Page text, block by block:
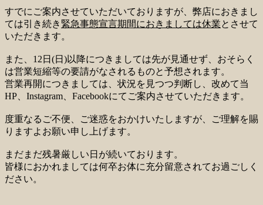
すでにご案内させていただいておりますが、弊店におきまし
ては引き続き 緊急事態宣言期間におきましては休業とさせて
いただきます。
また、12日(日)以降につきましては先が見通せず、おそらく
は営業短縮等の要請がなされるものと予想されます。
営業再開につきましては、状況を見つつ判断し、改めて当
HP、Instagram、Facebookにてご案内させていただきます。
度重なるご不便、ご迷惑をおかけいたしますが、ご理解を賜
りますよお願い申し上げます。
まだまだ残暑厳しい日が続いております。
皆様におかれましては何卒お体に充分留意されてお過ごしく
ださい。